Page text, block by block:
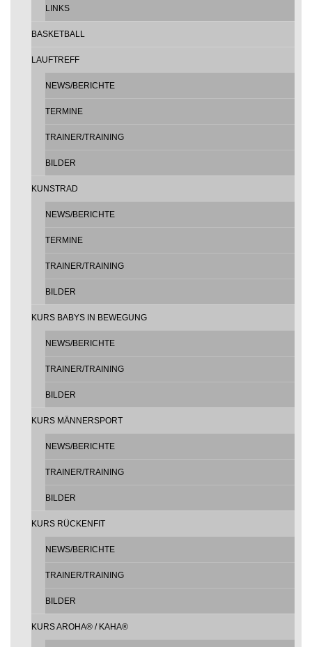
LINKS
BASKETBALL
LAUFTREFF
NEWS/BERICHTE
TERMINE
TRAINER/TRAINING
BILDER
KUNSTRAD
NEWS/BERICHTE
TERMINE
TRAINER/TRAINING
BILDER
KURS BABYS IN BEWEGUNG
NEWS/BERICHTE
TRAINER/TRAINING
BILDER
KURS MÄNNERSPORT
NEWS/BERICHTE
TRAINER/TRAINING
BILDER
KURS RÜCKENFIT
NEWS/BERICHTE
TRAINER/TRAINING
BILDER
KURS AROHA® / KAHA®